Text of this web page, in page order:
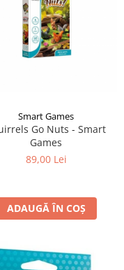
Smart Games
Go Nuts - Smart
Games
89,00 Lei
ADAUGĂ ÎN COȘ